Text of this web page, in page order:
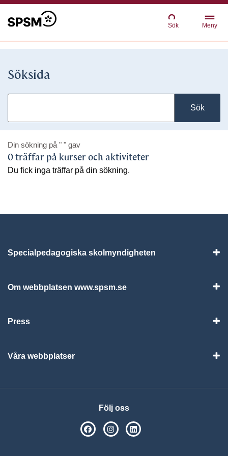
Sök Meny
Söksida
Sök
Din sökning på " " gav
0 träffar på kurser och aktiviteter
Du fick inga träffar på din sökning.
Specialpedagogiska skolmyndigheten
Om webbplatsen www.spsm.se
Press
Våra webbplatser
Följ oss
SPSM på Facebook
SPSM på Instagram